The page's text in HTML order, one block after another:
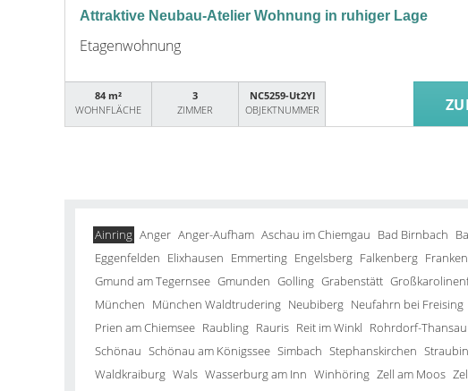
Attraktive Neubau-Atelier Wohnung in ruhiger Lage
Etagenwohnung
84 m²
WOHNFLÄCHE
3
ZIMMER
NC5259-Ut2Yl
OBJEKTNUMMER
Ainring Anger Anger-Aufham Aschau im Chiemgau Bad Birnbach
Eggenfelden Elixhausen Emmerting Engelsberg Falkenberg
Gmund am Tegernsee Gmunden Golling Grabenstätt
München München Waldtrudering Neubiberg Neufahrn bei Freising
Prien am Chiemsee Raubling Rauris Reit im Winkl Rohrdorf-Thansau
Schönau Schönau am Königssee Simbach Stephanskirchen
Waldkraiburg Wals Wasserburg am Inn Winhöring Zell am Moos